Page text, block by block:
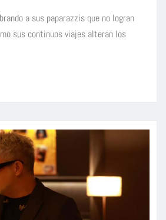
a sus paparazzis que no logran
sus continuos viajes alteran los